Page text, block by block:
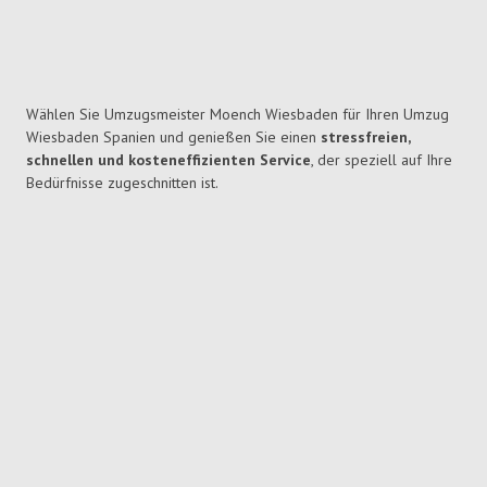
Wählen Sie Umzugsmeister Moench Wiesbaden für Ihren Umzug
Wiesbaden Spanien und genießen Sie einen stressfreien,
schnellen und kosteneffizienten Service, der speziell auf Ihre
Bedürfnisse zugeschnitten ist.